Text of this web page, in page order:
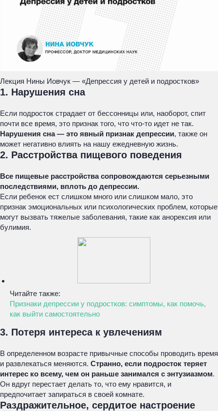
Лекция Нины Иовчук — «Депрессия у детей и подростков»
1. Нарушения сна
Если подросток страдает от бессонницы или, наоборот, спит
почти все время, это признак того, что что-то идет не так.
Нарушения сна — это явный признак депрессии, также он
может негативно влиять на нашу ежедневную жизнь.
2. Расстройства пищевого поведения
Все пищевые расстройства сопровождаются серьезными
последствиями, вплоть до депрессии.
Если ребенок ест слишком много или слишком мало, это
признак эмоциональных или психологических проблем, которые
могут вызвать тяжелые заболевания, такие как анорексия или
булимия.
Читайте также:
Признаки депрессии у подростков: симптомы, как помочь,
как выйти самостоятельно
3. Потеря интереса к увлечениям
В определенном возрасте привычные способы проводить время
и развлекаться меняются. Странно, если подросток теряет
интерес ко всему, чем он раньше занимался с энтузиазмом.
Он вдруг перестает делать то, что ему нравится, и
предпочитает запираться в своей комнате.
Раздражительное, сердитое настроение